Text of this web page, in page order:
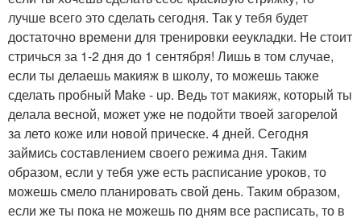
лучше всего это сделать сегодня. Так у тебя будет
достаточно времени для тренировки ееукладки. Не стоит
стричься за 1-2 дня до 1 сентября! Лишь в том случае,
если ты делаешь макияж в школу, то можешь также
сделать пробный Make - up. Ведь тот макияж, который ты
делала весной, может уже не подойти твоей загорелой
за лето коже или новой прическе. 4 дней. Сегодня
займись составлением своего режима дня. Таким
образом, если у тебя уже есть расписание уроков, то
можешь смело планировать свой день. Таким образом,
если же ты пока не можешь по дням все расписать, то в